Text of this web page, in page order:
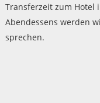
Transferzeit zum Hotel
Abendessens werden
sprechen.